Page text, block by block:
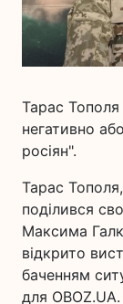
Тарас
негативно
росіян".
Тарас
поділився
Максима
відкрито
баченням
для OBOZ.UA.